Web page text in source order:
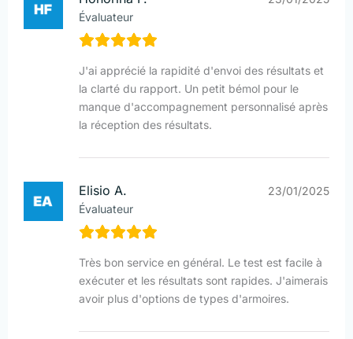
Évaluateur
J'ai apprécié la rapidité d'envoi des résultats et
la clarté du rapport. Un petit bémol pour le
manque d'accompagnement personnalisé après
la réception des résultats.
Elisio A.
Évaluateur
23/01/2025
Très bon service en général. Le test est facile à
exécuter et les résultats sont rapides. J'aimerais
avoir plus d'options de types d'armoires.